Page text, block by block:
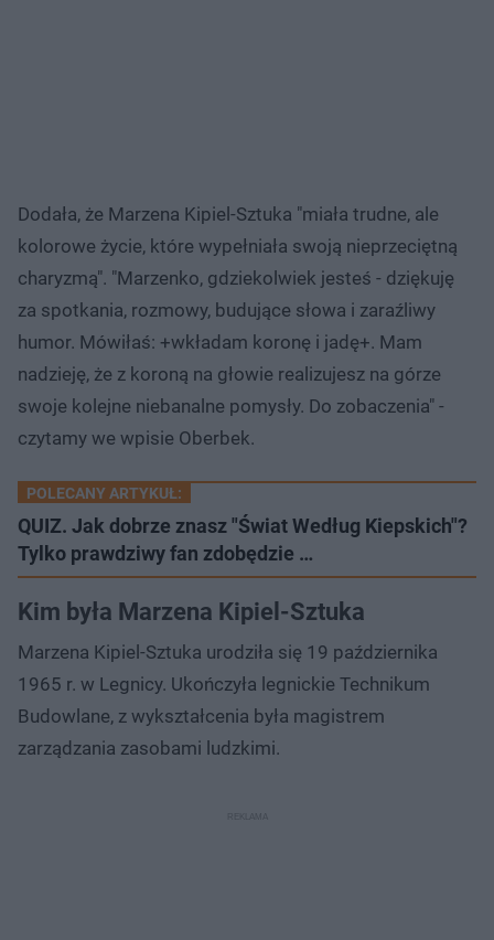
Dodała, że Marzena Kipiel-Sztuka "miała trudne, ale
kolorowe życie, które wypełniała swoją nieprzeciętną
charyzmą". "Marzenko, gdziekolwiek jesteś - dziękuję
za spotkania, rozmowy, budujące słowa i zaraźliwy
humor. Mówiłaś: +wkładam koronę i jadę+. Mam
nadzieję, że z koroną na głowie realizujesz na górze
swoje kolejne niebanalne pomysły. Do zobaczenia" -
czytamy we wpisie Oberbek.
POLECANY ARTYKUŁ:
QUIZ. Jak dobrze znasz "Świat Według Kiepskich"?
Tylko prawdziwy fan zdobędzie …
Kim była Marzena Kipiel-Sztuka
Marzena Kipiel-Sztuka urodziła się 19 października
1965 r. w Legnicy. Ukończyła legnickie Technikum
Budowlane, z wykształcenia była magistrem
zarządzania zasobami ludzkimi.